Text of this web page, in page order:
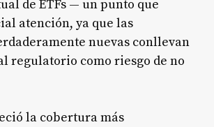
de ETFs — un punto que
atención, ya que las
nuevas conllevan
regulatorio como riesgo de no
la cobertura más